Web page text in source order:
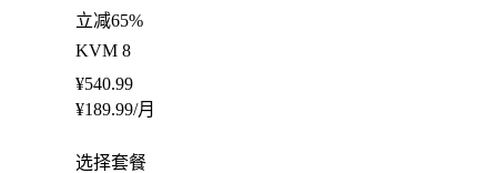
立减65%
KVM 8
¥540.99
¥189.99/月
选择套餐